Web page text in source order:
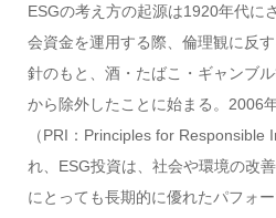
ESGの考え方の起源は1920年代に
会資金を運用する際、倫理観に反
針のもと、酒・たばこ・ギャンブ
から除外したことに始まる。2006
（PRI：Principles for Responsible
れ、ESG投資は、社会や環境の改
にとっても長期的に優れたパフォ